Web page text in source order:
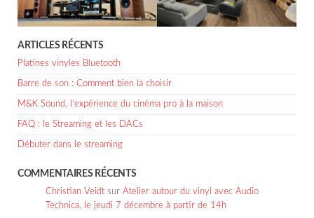
ARTICLES RÉCENTS
Platines vinyles Bluetooth
Barre de son : Comment bien la choisir
M&K Sound, l’expérience du cinéma pro à la maison
FAQ : le Streaming et les DACs
Débuter dans le streaming
COMMENTAIRES RÉCENTS
Christian Veidt sur Atelier autour du vinyl avec Audio
Technica, le jeudi 7 décembre à partir de 14h